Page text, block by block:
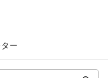
ター